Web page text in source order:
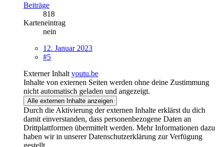
Beiträge
818
Karteneintrag
nein
12. Januar 2023
#5
Externer Inhalt youtu.be
Inhalte von externen Seiten werden ohne deine Zustimmung
nicht automatisch geladen und angezeigt.
Alle externen Inhalte anzeigen
Durch die Aktivierung der externen Inhalte erklärst du dich
damit einverstanden, dass personenbezogene Daten an
Drittplattformen übermittelt werden. Mehr Informationen dazu
haben wir in unserer Datenschutzerklärung zur Verfügung
gestellt.